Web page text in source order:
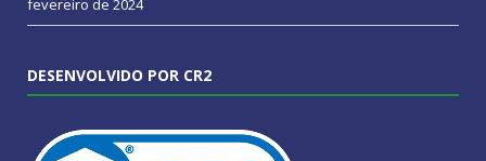
fevereiro de 2024
DESENVOLVIDO POR CR2